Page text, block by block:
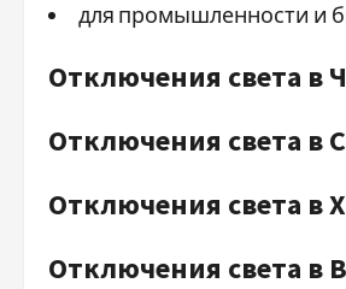
для промышленности и
Отключения света в
Отключения света в
Отключения света в
Отключения света в